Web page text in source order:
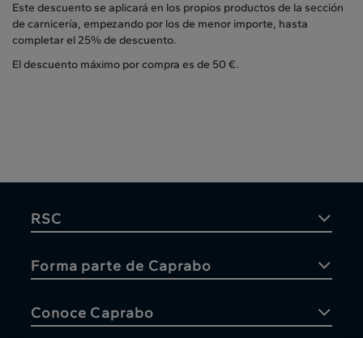
Este descuento se aplicará en los propios productos de la sección
de carnicería, empezando por los de menor importe, hasta
completar el 25% de descuento.
El descuento máximo por compra es de 50 €.
RSC
Forma parte de Caprabo
Conoce Caprabo